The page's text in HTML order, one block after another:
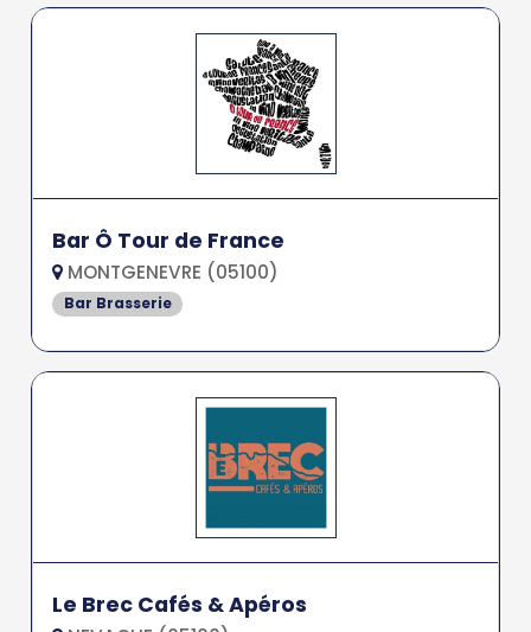
Bar Ô Tour de France
MONTGENEVRE (05100)
Bar Brasserie
Le Brec Cafés & Apéros